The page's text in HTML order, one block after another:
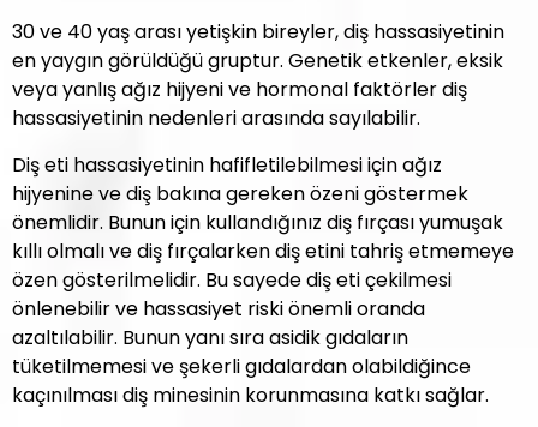
30 ve 40 yaş arası yetişkin bireyler, diş hassasiyetinin
en yaygın görüldüğü gruptur. Genetik etkenler, eksik
veya yanlış ağız hijyeni ve hormonal faktörler diş
hassasiyetinin nedenleri arasında sayılabilir.
Diş eti hassasiyetinin hafifletilebilmesi için ağız
hijyenine ve diş bakına gereken özeni göstermek
önemlidir. Bunun için kullandığınız diş fırçası yumuşak
kıllı olmalı ve diş fırçalarken diş etini tahriş etmemeye
özen gösterilmelidir. Bu sayede diş eti çekilmesi
önlenebilir ve hassasiyet riski önemli oranda
azaltılabilir. Bunun yanı sıra asidik gıdaların
tüketilmemesi ve şekerli gıdalardan olabildiğince
kaçınılması diş minesinin korunmasına katkı sağlar.